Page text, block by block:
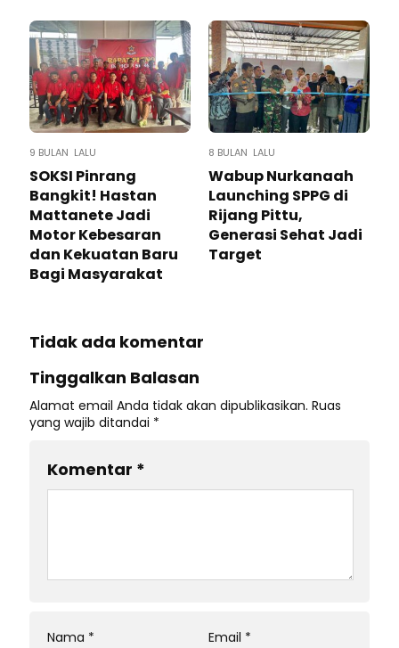
9 BULAN LALU
SOKSI Pinrang
Bangkit! Hastan
Mattanete Jadi
Motor Kebesaran
dan Kekuatan Baru
Bagi Masyarakat
8 BULAN LALU
Wabup Nurkanaah
Launching SPPG di
Rijang Pittu,
Generasi Sehat Jadi
Target
Tidak ada komentar
Tinggalkan Balasan
Alamat email Anda tidak akan dipublikasikan. Ruas
yang wajib ditandai *
Komentar *
Nama * Email *